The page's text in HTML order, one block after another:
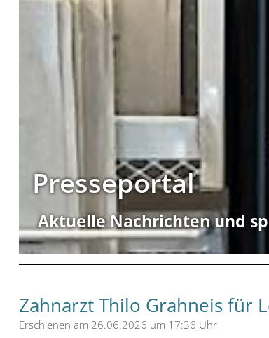
Presseportal
Aktuelle Nachrichten und
Zahnarzt Thilo Grahneis für
Erschienen am 26.06.2026 um 17:36 Uhr